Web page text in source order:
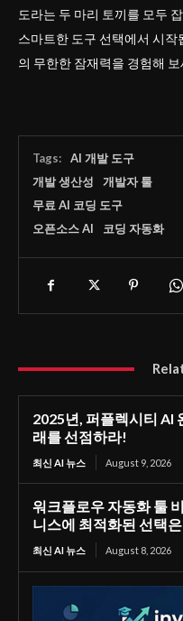
도라는 두 마리 토끼를 모두
스마트한 도구 선택에서 시
의 무한한 잠재력을 경험해
Tags:
AI 개발 도구
개발 생산성
개발자 툴
무료 AI 코딩 도구
오픈소스 AI
코딩 자동화
2025년, 퍼플렉시티 AI
래를 선점하라!
최신 AI 뉴스 August 9, 2026
워크플로우 자동화 툴
니스에 최적화된 선택
최신 AI 뉴스 August 8, 2026